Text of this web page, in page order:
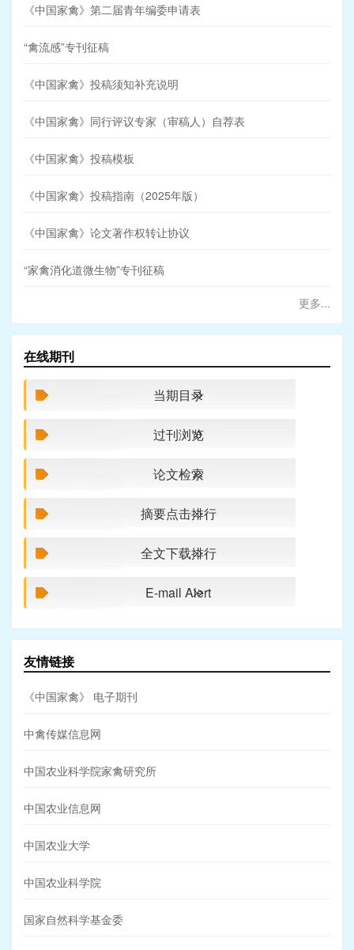
《中国家禽》第二届青年编委申请表
“禽流感”专刊征稿
《中国家禽》投稿须知补充说明
《中国家禽》同行评议专家（审稿人）自荐表
《中国家禽》投稿模板
《中国家禽》投稿指南（2025年版）
《中国家禽》论文著作权转让协议
“家禽消化道微生物”专刊征稿
更多...
在线期刊
当期目录
过刊浏览
论文检索
摘要点击排行
全文下载排行
E-mail Alert
友情链接
《中国家禽》 电子期刊
中禽传媒信息网
中国农业科学院家禽研究所
中国农业信息网
中国农业大学
中国农业科学院
国家自然科学基金委